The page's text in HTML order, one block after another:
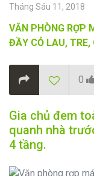
Posted
on
Tháng Sáu 11, 2018
VĂN PHÒNG RỢP
ĐẦY CỎ LAU, TRE,
0
Gia chủ đem
quanh nhà
4 tầng.